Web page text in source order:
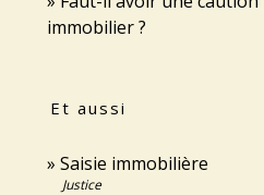
immobilier ?
Et aussi
Saisie immobilière
Justice